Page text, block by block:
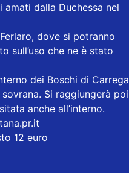
dalla Duchessa nel
dove si potranno
sull’uso che ne è stato
dei Boschi di Carrega
Si raggiungerà poi
anche all’interno.
12 euro